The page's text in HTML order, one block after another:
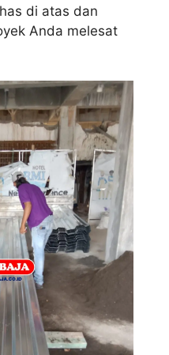
di atas dan
Anda melesat